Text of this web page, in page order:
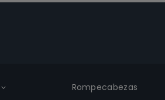
Rompecabezas